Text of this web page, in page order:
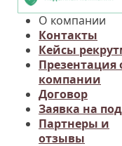
О компании
Контакты
Кейсы
Презентация
компании
Договор
Заявка на
Партнеры и
отзывы